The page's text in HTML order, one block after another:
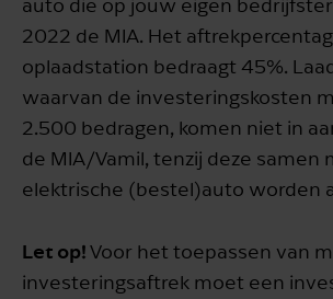
auto die op jouw eigen
2022 de MIA. Het
oplaadstation bedraagt 45%.
waarvan de investeringskosten
2.500 bedragen, komen niet in
de MIA/Vamil, tenzij deze samen
elektrische (bestel)auto worden
Let op!Voor het toepassen van
investeringsaftrek moet een